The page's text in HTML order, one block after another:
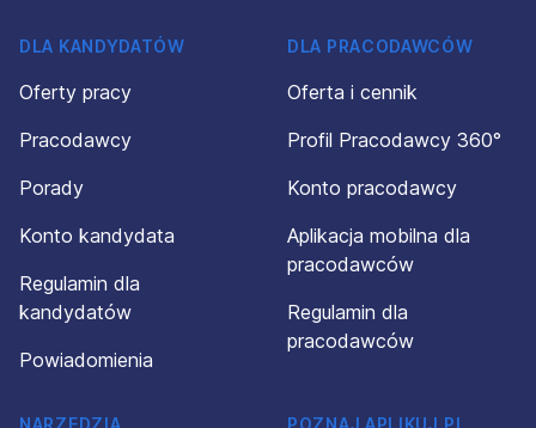
DLA KANDYDATÓW
Oferty pracy
Pracodawcy
Porady
Konto kandydata
Regulamin dla
kandydatów
Powiadomienia
DLA PRACODAWCÓW
Oferta i cennik
Profil Pracodawcy 360°
Konto pracodawcy
Aplikacja mobilna dla
pracodawców
Regulamin dla
pracodawców